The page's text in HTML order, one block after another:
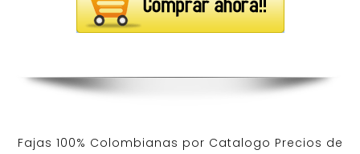
Fajas 100% Colombianas por Catalogo Precios de